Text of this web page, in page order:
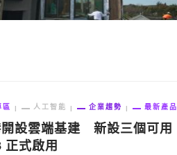
區 人工智能 企業趨勢 最新產品
設雲端基建 新設三個可用
正式啟用